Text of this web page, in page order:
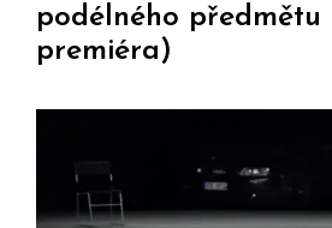
podélného předmětu
premiéra)